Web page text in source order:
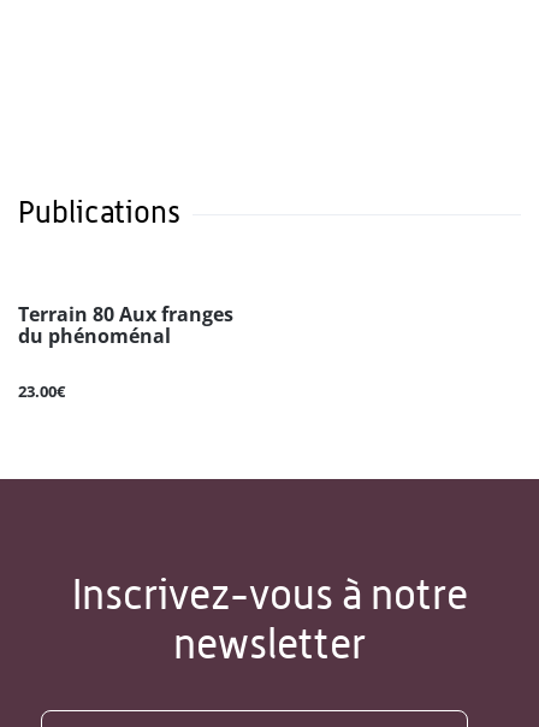
Publications
Terrain 80 Aux franges
du phénoménal
23.00€
Inscrivez-vous à notre
newsletter